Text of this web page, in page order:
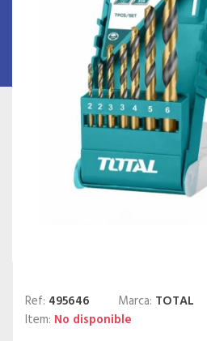
Ref: 495646 Marca: TOTAL
Item: No disponible